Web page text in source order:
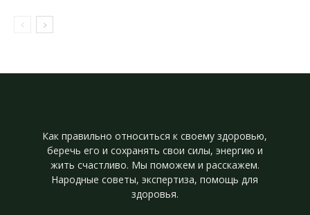
Как правильно относиться к своему здоровью,
беречь его и сохранять свои силы, энергию и
жить счастливо. Мы поможем и расскажем.
Народные советы, экспертиза, помощь для
здоровья.